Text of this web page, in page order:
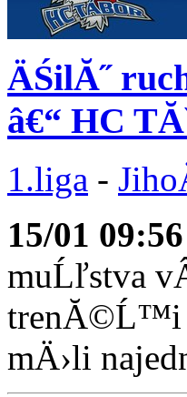
ÄŚilĂ˝
â€“ HC
1.liga -
15/01 09:56
muĹľstva
trenĂ©Ĺ™i
mÄ›li